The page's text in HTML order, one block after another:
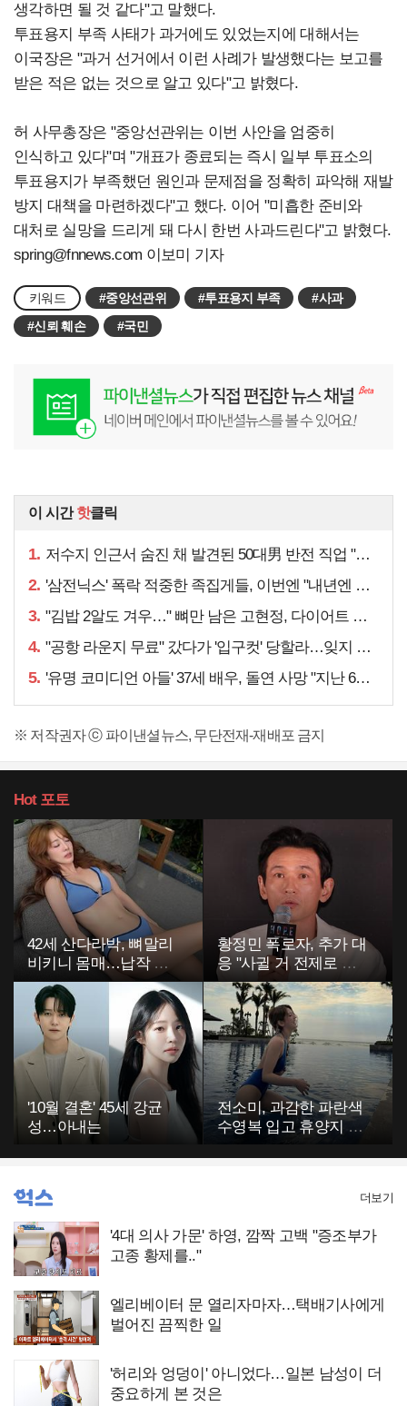
생각하면 될 것 같다"고 말했다.
투표용지 부족 사태가 과거에도 있었는지에 대해서는
이국장은 "과거 선거에서 이런 사례가 발생했다는 보고를
받은 적은 없는 것으로 알고 있다"고 밝혔다.
허 사무총장은 "중앙선관위는 이번 사안을 엄중히
인식하고 있다"며 "개표가 종료되는 즉시 일부 투표소의
투표용지가 부족했던 원인과 문제점을 정확히 파악해 재발
방지 대책을 마련하겠다"고 했다. 이어 "미흡한 준비와
대처로 실망을 드리게 돼 다시 한번 사과드린다"고 밝혔다.
spring@fnnews.com 이보미 기자
키워드 #중앙선관위 #투표용지 부족
#사과
#신뢰 훼손
#국민
이 시간핫클릭
1. 저수지 인근서 숨진 채 발견된 50대男 반전 직업 "얼마 전…"
2. '삼전닉스' 폭락 적중한 족집게들, 이번엔 "내년엔 더욱…"
3. "김밥 2알도 겨우…" 뼈만 남은 고현정, 다이어트 아니라
4. "공항 라운지 무료" 갔다가 '입구컷' 당할라…잊지 말아야 할 것
5. '유명 코미디언 아들' 37세 배우, 돌연 사망 "지난 6월에도…"
※ 저작권자 ⓒ 파이낸셜뉴스, 무단전재-재배포 금지
Hot포토
42세 산다라박, 뼈말리
비키니 몸매…납작 복
부에 깜짝
황정민 폭로자, 추가 대
응 "사귈 거 전제로 하
고…"
'10월 결혼' 45세 강균
성…아내는
전소미, 과감한 파란색
수영복 입고 휴양지 포
'4대 의사 가문' 하영, 깜짝 고백 "증조부가
고종 황제를.."
엘리베이터 문 열리자마자…택배기사에게
벌어진 끔찍한 일
'허리와 엉덩이' 아니었다…일본 남성이 더
중요하게 본 것은
더보기